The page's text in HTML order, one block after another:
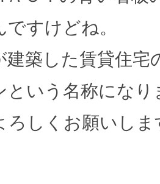
すけどね。
建築した賃貸住宅
という名称になり
ろしくお願いしま